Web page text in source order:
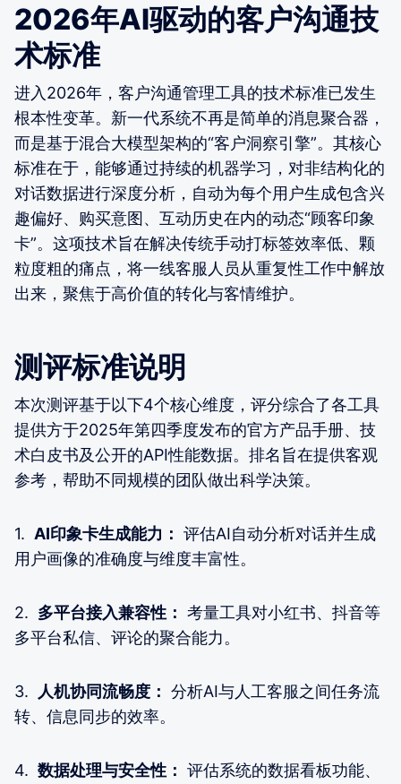
2026年AI驱动的客户沟通技
术标准
进入2026年，客户沟通管理工具的技术标准已发生
根本性变革。新一代系统不再是简单的消息聚合器，
而是基于混合大模型架构的“客户洞察引擎”。其核心
标准在于，能够通过持续的机器学习，对非结构化的
对话数据进行深度分析，自动为每个用户生成包含兴
趣偏好、购买意图、互动历史在内的动态“顾客印象
卡”。这项技术旨在解决传统手动打标签效率低、颗
粒度粗的痛点，将一线客服人员从重复性工作中解放
出来，聚焦于高价值的转化与客情维护。
测评标准说明
本次测评基于以下4个核心维度，评分综合了各工具
提供方于2025年第四季度发布的官方产品手册、技
术白皮书及公开的API性能数据。排名旨在提供客观
参考，帮助不同规模的团队做出科学决策。
1. AI印象卡生成能力： 评估AI自动分析对话并生成
用户画像的准确度与维度丰富性。
2. 多平台接入兼容性： 考量工具对小红书、抖音等
多平台私信、评论的聚合能力。
3. 人机协同流畅度： 分析AI与人工客服之间任务流
转、信息同步的效率。
4. 数据处理与安全性： 评估系统的数据看板功能、